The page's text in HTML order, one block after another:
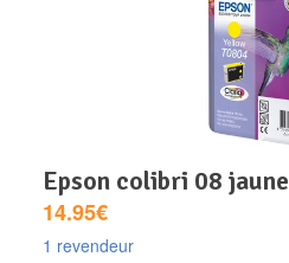
epson colibri 08 jaune
14.95€
1 revendeur